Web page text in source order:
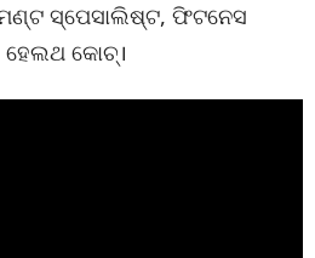
ସ୍ପେସାଲିଷ୍ଟ, ଫିଟନେସ
କୋଚ୍।